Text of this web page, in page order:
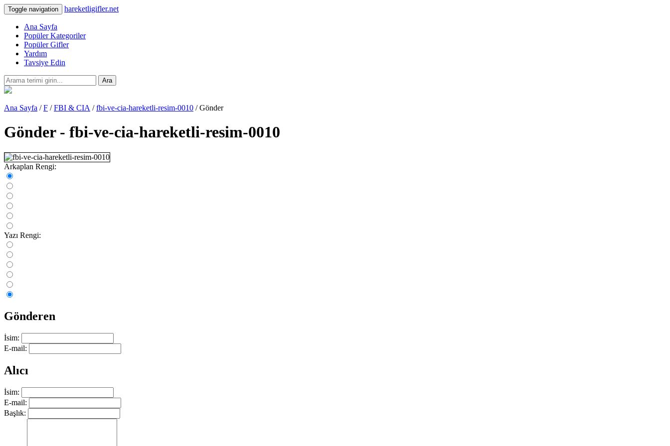
Toggle navigation hareketligifler.net
Ana Sayfa
Popüler Kategoriler
Popüler Gifler
Yardım
Tavsiye Edin
Ara
Ana Sayfa /F /FBI & CIA /fbi-ve-cia-hareketli-resim-0010 / Gönder
Gönder - fbi-ve-cia-hareketli-resim-0010
Arkaplan Rengi:
Yazı Rengi:
Gönderen
İsim:
E-mail:
Alıcı
İsim:
E-mail:
Başlık: